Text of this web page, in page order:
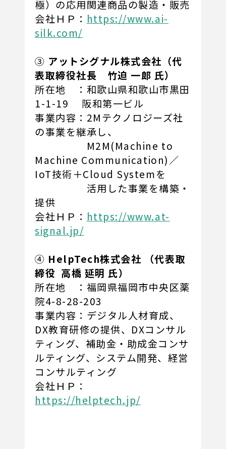
極）の応用関連商品の製造・販売
会社ＨＰ： https://www.ai-
silk.com/
③ アットシグナル株式会社（代
表取締役社長 竹迫 一郎 氏）
所在地 ：和歌山県和歌山市黒田
1-1-19 阪和第一ビル
事業内容：2Mテクノロジーズ社
の事業を継承し、
M2M(Machine to
Machine Communication)／
IoT技術＋Cloud Systemを
活用した事業を構築・
提供
会社ＨＰ： https://www.at-
signal.jp/
④ HelpTech株式会社 （代表取
締役 高橋 延明 氏）
所在地 ：福岡県福岡市中央区薬
院4-8-28-203
事業内容：デジタル人材育成、
DX教育研修の提供、DXコンサル
ティング、補助金・助成金コンサ
ルティング、システム開発、経営
コンサルティング
会社ＨＰ：
https://helptech.jp/